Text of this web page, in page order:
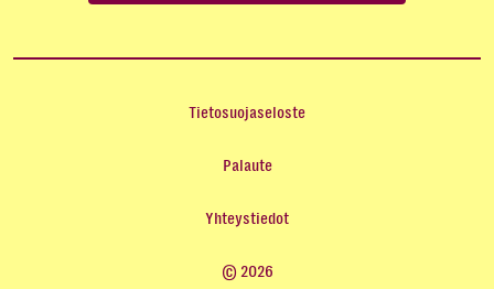
Tietosuojaseloste
Palaute
Yhteystiedot
© 2026